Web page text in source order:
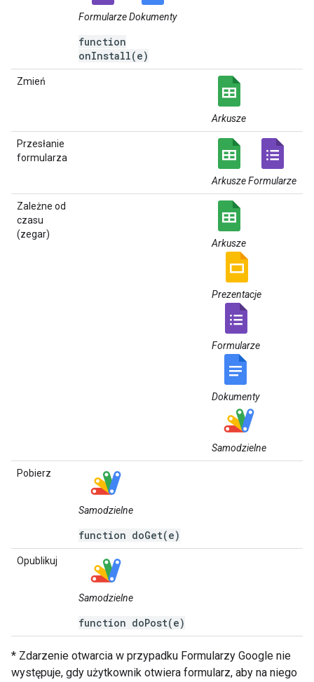
FormularzeDokumenty
function
onInstall(e)
Zmień
Arkusze
Przesłanie
formularza
ArkuszeFormularze
Zależne od
czasu
(zegar)
Arkusze
Prezentacje
Formularze
Dokumenty
Samodzielne
Pobierz
Samodzielne
function doGet(e)
Opublikuj
Samodzielne
function doPost(e)
* Zdarzenie otwarcia w przypadku Formularzy Google nie
występuje, gdy użytkownik otwiera formularz, aby na niego